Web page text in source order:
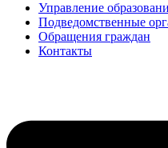
Управление
Подведомственные
Обращения граждан
Контакты